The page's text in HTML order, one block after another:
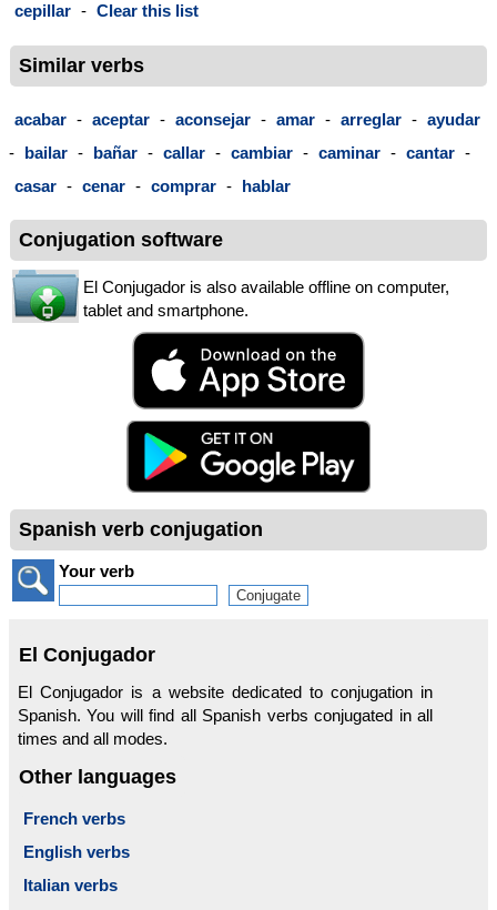
cepillar - Clear this list
Similar verbs
acabar - aceptar - aconsejar - amar - arreglar - ayudar
- bailar - bañar - callar - cambiar - caminar - cantar -
casar - cenar - comprar - hablar
Conjugation software
El Conjugador is also available offline on computer,
tablet and smartphone.
Spanish verb conjugation
Your verb
El Conjugador
El Conjugador is a website dedicated to conjugation in
Spanish. You will find all Spanish verbs conjugated in all
times and all modes.
Other languages
French verbs
English verbs
Italian verbs